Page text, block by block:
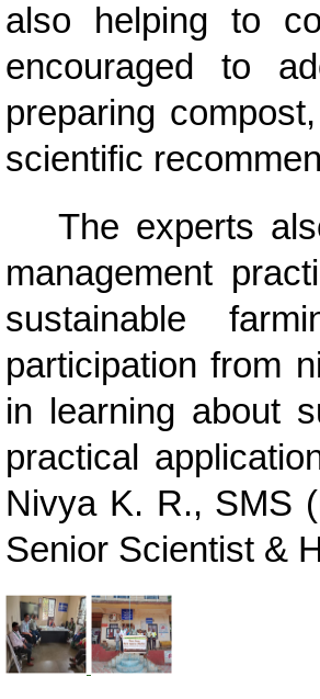
also helping to
encouraged to
preparing
scientific
The experts
management
sustainable
participation from
in learning about
practical
Nivya K. R., SMS
Senior Scientist &